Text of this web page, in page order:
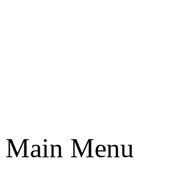
Main Menu